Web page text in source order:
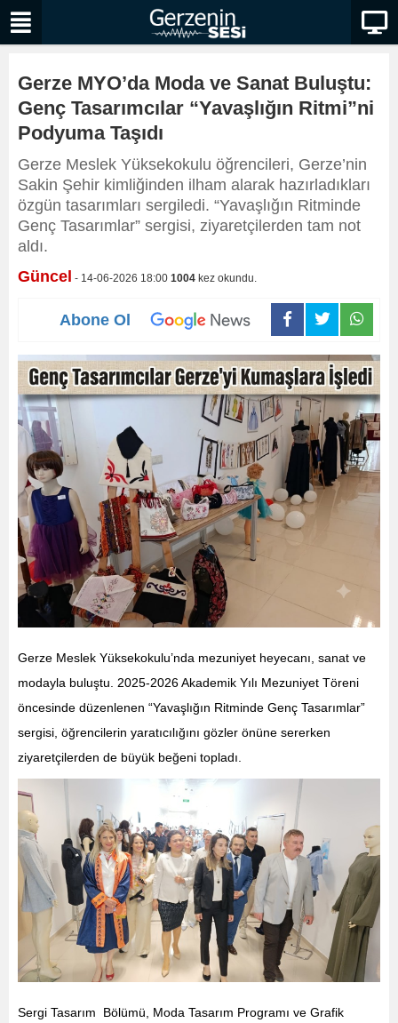
Gerze MYO’da Moda ve Sanat Buluştu:
Genç Tasarımcılar “Yavaşlığın Ritmi”ni
Podyuma Taşıdı
Gerze Meslek Yüksekokulu öğrencileri, Gerze’nin
Sakin Şehir kimliğinden ilham alarak hazırladıkları
özgün tasarımları sergiledi. “Yavaşlığın Ritminde
Genç Tasarımlar” sergisi, ziyaretçilerden tam not
aldı.
Güncel - 14-06-2026 18:00 1004 kez okundu.
Abone Ol
Gerze Meslek Yüksekokulu’nda mezuniyet heyecanı, sanat ve
modayla buluştu. 2025-2026 Akademik Yılı Mezuniyet Töreni
öncesinde düzenlenen “Yavaşlığın Ritminde Genç Tasarımlar”
sergisi, öğrencilerin yaratıcılığını gözler önüne sererken
ziyaretçilerden de büyük beğeni topladı.
Sergi Tasarım Bölümü, Moda Tasarım Programı ve Grafik